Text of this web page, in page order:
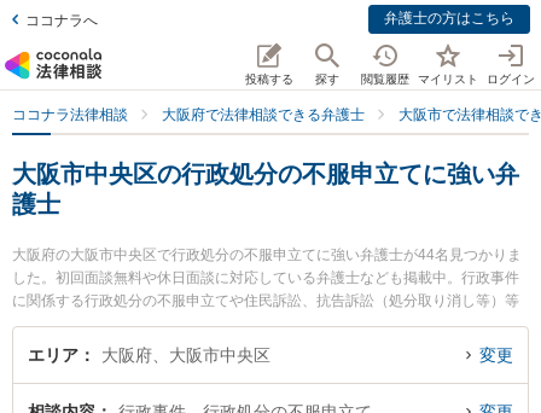
ココナラへ 弁護士の方はこちら
投稿する 探す 閲覧履歴 マイリスト ログイン
ココナラ法律相談 大阪府で法律相談できる弁護士 大阪市で法律相談で
大阪市中央区の行政処分の不服申立てに強い弁
護士
大阪府の大阪市中央区で行政処分の不服申立てに強い弁護士が44名見つかりま
した。初回面談無料や休日面談に対応している弁護士なども掲載中。行政事件
に関係する行政処分の不服申立てや住民訴訟、抗告訴訟（処分取り消し等）等
の細かな分野での絞り込み検索もでき便利です。特に弁護士法人GRiT Partners
法律事務所 大阪事務所の知花 鷹一朗弁護士や大阪刑事民事法律事務所の金 建
エリア 大阪府、大阪市中央区 変更